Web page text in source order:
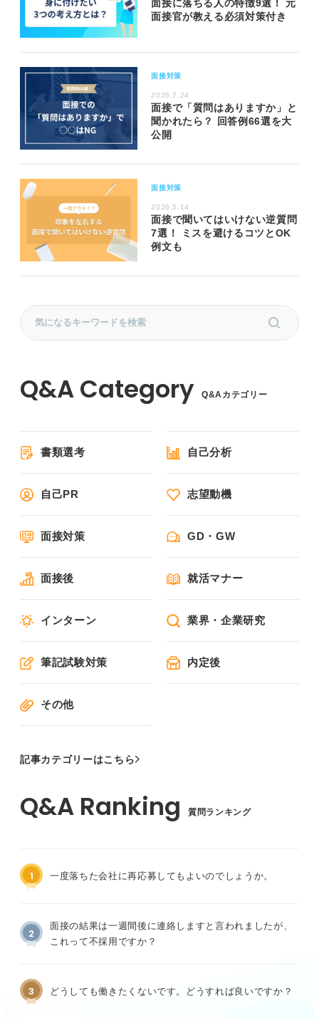
面接に落ちる人の特徴9選！ 元
面接官が教える必須対策付き
面接対策
2026.7.24
面接で「質問はありますか」と
聞かれたら？ 回答例66選を大
公開
面接対策
2026.5.14
面接で聞いてはいけない逆質問
7選！ ミスを避けるコツとOK
例文も
Q&Aカテゴリー
書類選考 自己分析
自己PR 志望動機
面接対策 GD・GW
面接後 就活マナー
インターン 業界・企業研究
筆記試験対策 内定後
その他
記事カテゴリーはこちら
質問ランキング
1 一度落ちた会社に再応募してもよいのでしょうか。
2
面接の結果は一週間後に連絡しますと言われましたが、
これって不採用ですか？
3 どうしても働きたくないです。どうすれば良いですか？